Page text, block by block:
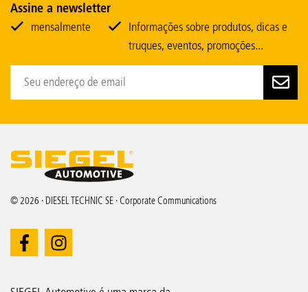
Assine a newsletter
mensalmente
Informações sobre produtos, dicas e
truques, eventos, promoções...
© 2026 · DIESEL TECHNIC SE · Corporate Communications